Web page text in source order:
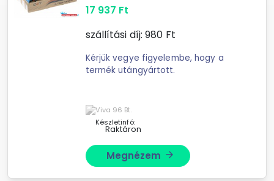
17 937 Ft
szállítási díj: 980 Ft
Kérjük vegye figyelembe, hogy a
termék utángyártott.
Készletinfó:
Raktáron
Megnézem arrow_forward